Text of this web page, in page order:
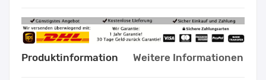
Produktinformation Weitere Informationen